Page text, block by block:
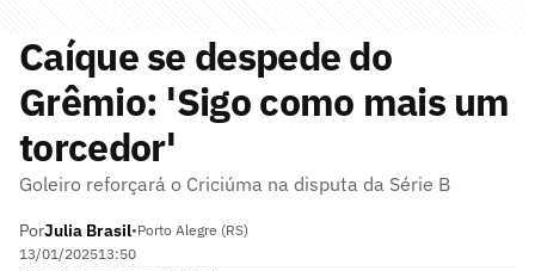
Caíque se despede do
Grêmio: 'Sigo como mais um
torcedor'
Goleiro reforçará o Criciúma na disputa da Série B
PorJulia Brasil•Porto Alegre (RS)
13/01/202513:50